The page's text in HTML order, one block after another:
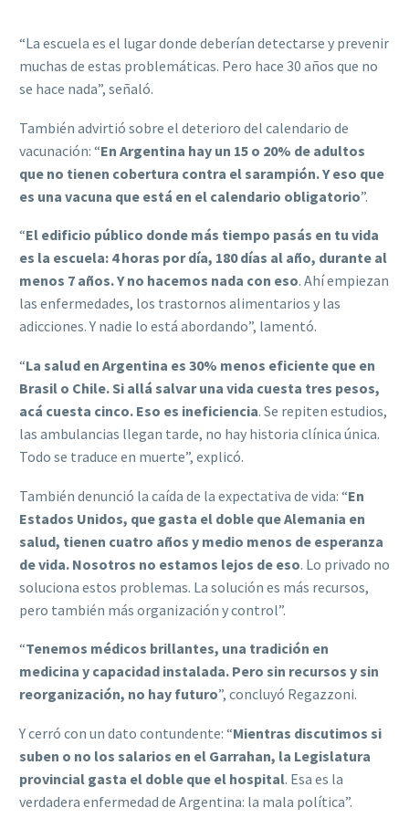
“La escuela es el lugar donde deberían detectarse y prevenir
muchas de estas problemáticas. Pero hace 30 años que no
se hace nada”, señaló.
También advirtió sobre el deterioro del calendario de
vacunación: “En Argentina hay un 15 o 20% de adultos
que no tienen cobertura contra el sarampión. Y eso que
es una vacuna que está en el calendario obligatorio”.
“El edificio público donde más tiempo pasás en tu vida
es la escuela: 4 horas por día, 180 días al año, durante al
menos 7 años. Y no hacemos nada con eso. Ahí empiezan
las enfermedades, los trastornos alimentarios y las
adicciones. Y nadie lo está abordando”, lamentó.
“La salud en Argentina es 30% menos eficiente que en
Brasil o Chile. Si allá salvar una vida cuesta tres pesos,
acá cuesta cinco. Eso es ineficiencia. Se repiten estudios,
las ambulancias llegan tarde, no hay historia clínica única.
Todo se traduce en muerte”, explicó.
También denunció la caída de la expectativa de vida: “En
Estados Unidos, que gasta el doble que Alemania en
salud, tienen cuatro años y medio menos de esperanza
de vida. Nosotros no estamos lejos de eso. Lo privado no
soluciona estos problemas. La solución es más recursos,
pero también más organización y control”.
“Tenemos médicos brillantes, una tradición en
medicina y capacidad instalada. Pero sin recursos y sin
reorganización, no hay futuro”, concluyó Regazzoni.
Y cerró con un dato contundente: “Mientras discutimos si
suben o no los salarios en el Garrahan, la Legislatura
provincial gasta el doble que el hospital. Esa es la
verdadera enfermedad de Argentina: la mala política”.